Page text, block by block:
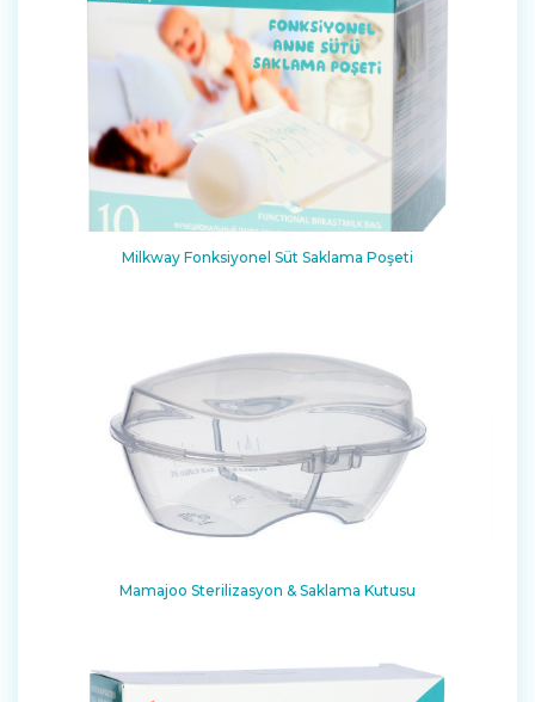
Milkway Fonksiyonel Süt Saklama Poşeti
Mamajoo Sterilizasyon & Saklama Kutusu